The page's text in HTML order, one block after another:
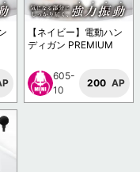
【ネイビー】電動ハン
ディガン PREMIUM
605-
10
200 AP